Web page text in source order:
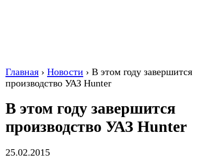
Главная › Новости › В этом году завершится
производство УАЗ Hunter
В этом году завершится
производство УАЗ Hunter
25.02.2015